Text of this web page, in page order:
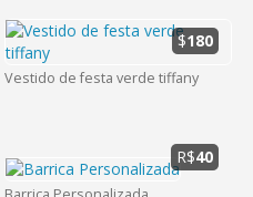
Vestido de festa verde tiffany
$180
R$40